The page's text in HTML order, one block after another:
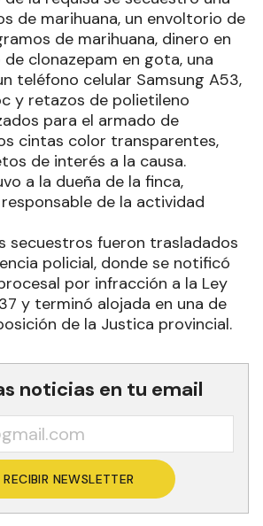
de marihuana, un envoltorio de
de marihuana, dinero en
clonazepam en gota, una
teléfono celular Samsung A53,
y retazos de polietileno
para el armado de
cintas color transparentes,
de interés a la causa.
a la dueña de la finca,
de la actividad
secuestros fueron trasladados
policial, donde se notificó
por infracción a la Ley
y terminó alojada en una de
de la Justica provincial.
noticias en tu email
RECIBIR NEWSLETTER